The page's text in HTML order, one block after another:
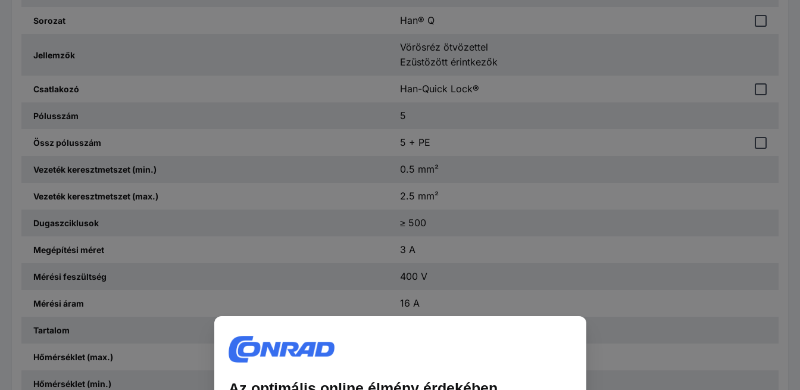
Sorozat Han® Q
Jellemzők
Vörösréz ötvözettel
Ezüstözött érintkezők
Csatlakozó Han-Quick Lock®
Pólusszám 5
Össz pólusszám 5 + PE
Vezeték keresztmetszet (min.) 0.5 mm²
Vezeték keresztmetszet (max.) 2.5 mm²
Dugaszciklusok ≥ 500
Megépítési méret 3 A
Mérési feszültség 400 V
Mérési áram 16 A
Tartalom
Hőmérséklet (max.)
Hőmérséklet (min.) -40 °C